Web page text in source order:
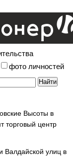
фото личностей
Высоты в
торговый центр
Валдайской улиц в